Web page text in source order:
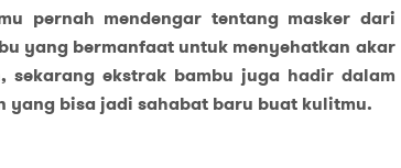
pernah mendengar tentang masker dari
yang bermanfaat untuk menyehatkan akar
sekarang ekstrak bambu juga hadir dalam
yang bisa jadi sahabat baru buat kulitmu.